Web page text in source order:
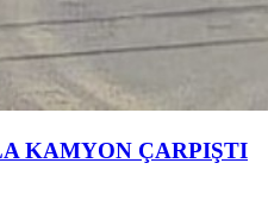
KAMYON ÇARPIŞTI